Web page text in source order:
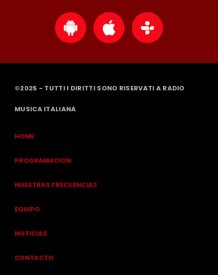
©2025 - TUTTI I DIRITTI SONO RISERVATI A RADIO
MUSICA ITALIANA
HOME
PROGRAMACION
NUESTRAS FRECUENCIAS
EQUIPO
NOTICIAS
CONTACTO